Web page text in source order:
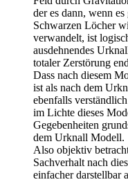
der es dann, wenn
Schwarzen Löcher
verwandelt, ist
ausdehnendes
totaler Zerstörung
Dass nach diesem
ist als nach dem
ebenfalls
im Lichte dieses
Gegebenheiten
dem Urknall Modell.
Also objektiv
Sachverhalt nach
einfacher darstellbar